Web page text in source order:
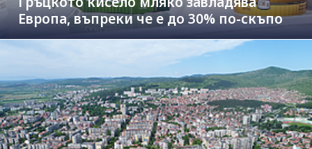
Европа, въпреки че е до 30% по-скъпо